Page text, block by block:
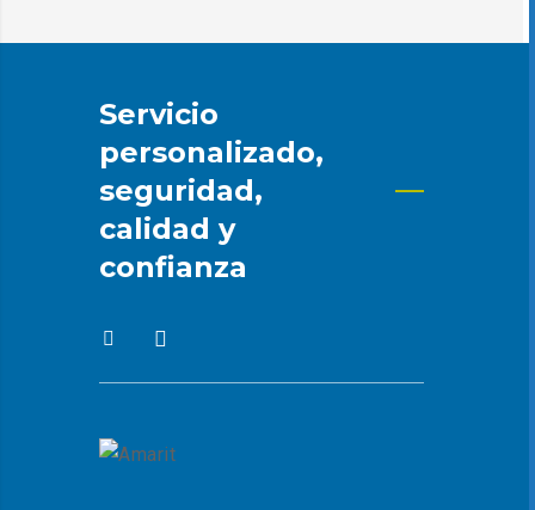
Servicio
personalizado,
seguridad,
calidad y
confianza